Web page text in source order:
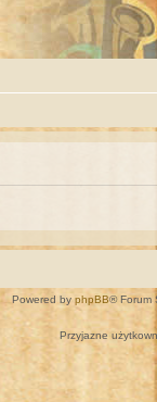
Powered by phpBB® Forum
Przyjazne